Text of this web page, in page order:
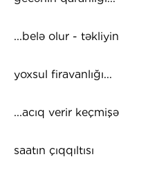
...belə olur - təkliyin
yoxsul firavanlığı...
...acıq verir keçmişə
saatın çıqqıltısı